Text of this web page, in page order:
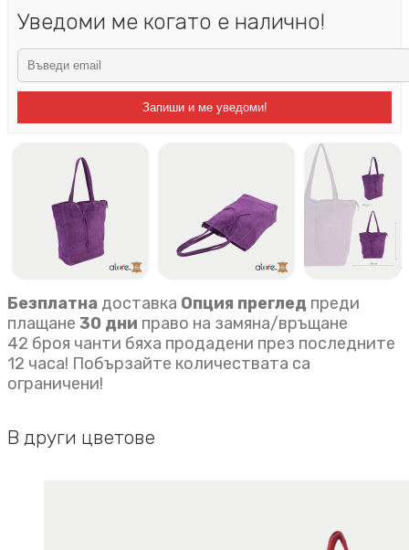
Уведоми ме когато е налично!
Запиши и ме уведоми!
Безплатна доставка Опция преглед преди
плащане 30 дни право на замяна/връщане
42 броя чанти бяха продадени през последните
12 часа! Побързайте количествата са
ограничени!
В други цветове